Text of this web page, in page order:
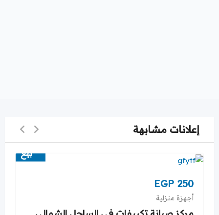
إعلانات مشابهة
بيع
EGP 250
أجهزة منزلية